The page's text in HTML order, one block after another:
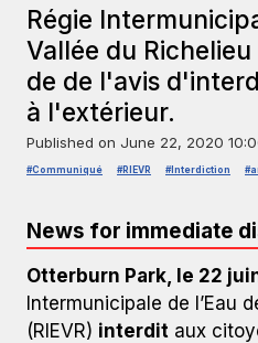
Régie
Vallée du
de de l'avis
à l'extérieur.
Published on June 22, 2020
#Communiqué #RIEVR #Interdiction
News for immediate
Otterburn Park, le 22
Intermunicipale de l’Eau
(RIEVR) interdit aux